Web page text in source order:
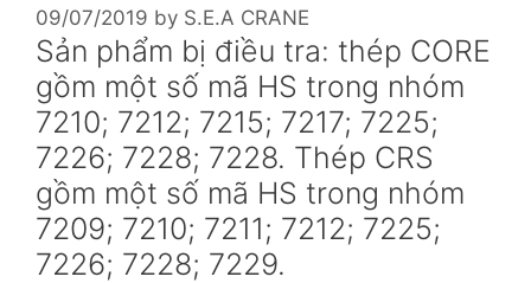
09/07/2019 by S.E.A CRANE
Sản phẩm bị điều tra: thép CORE
gồm một số mã HS trong nhóm
7210; 7212; 7215; 7217; 7225;
7226; 7228; 7228. Thép CRS
gồm một số mã HS trong nhóm
7209; 7210; 7211; 7212; 7225;
7226; 7228; 7229.